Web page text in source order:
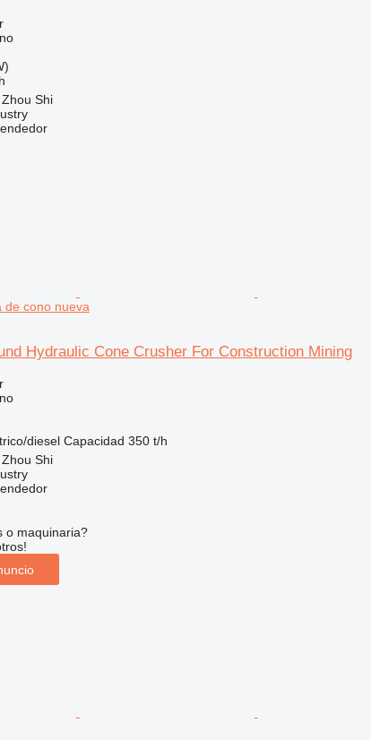
Shi
de cono nueva
Hydraulic Cone Crusher For Construction Mining
diesel Capacidad 350 t/h
Shi
o maquinaria?